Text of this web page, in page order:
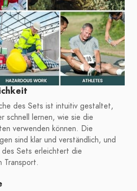
des Sets ist intuitiv gestaltet,
schnell lernen, wie sie die
verwenden können. Die
sind klar und verständlich, und
Sets erleichtert die
Transport.